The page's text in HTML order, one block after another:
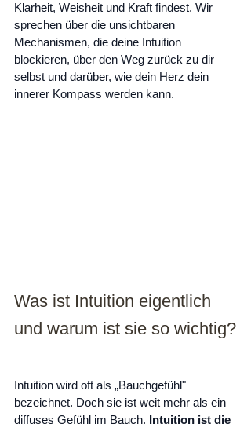
Klarheit, Weisheit und Kraft findest. Wir
sprechen über die unsichtbaren
Mechanismen, die deine Intuition
blockieren, über den Weg zurück zu dir
selbst und darüber, wie dein Herz dein
innerer Kompass werden kann.
Was ist Intuition eigentlich
und warum ist sie so wichtig?
Intuition wird oft als „Bauchgefühl"
bezeichnet. Doch sie ist weit mehr als ein
diffuses Gefühl im Bauch. Intuition ist die